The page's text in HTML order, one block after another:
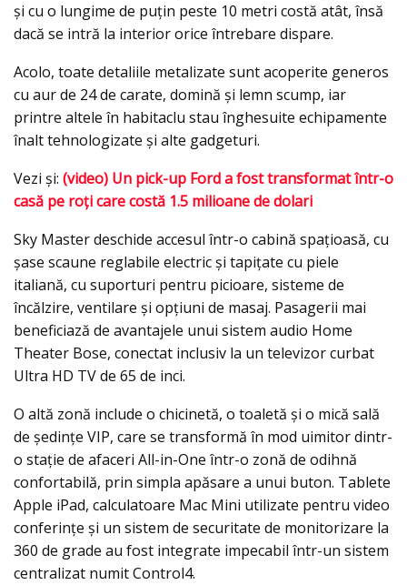
şi cu o lungime de puţin peste 10 metri costă atât, însă
dacă se intră la interior orice întrebare dispare.
Acolo, toate detaliile metalizate sunt acoperite generos
cu aur de 24 de carate, domină şi lemn scump, iar
printre altele în habitaclu stau înghesuite echipamente
înalt tehnologizate şi alte gadgeturi.
Vezi şi: (video) Un pick-up Ford a fost transformat într-o
casă pe roți care costă 1.5 milioane de dolari
Sky Master deschide accesul într-o cabină spaţioasă, cu
șase scaune reglabile electric şi tapiţate cu piele
italiană, cu suporturi pentru picioare, sisteme de
încălzire, ventilare şi opţiuni de masaj. Pasagerii mai
beneficiază de avantajele unui sistem audio Home
Theater Bose, conectat inclusiv la un televizor curbat
Ultra HD TV de 65 de inci.
O altă zonă include o chicinetă, o toaletă și o mică sală
de ședințe VIP, care se transformă în mod uimitor dintr-
o stație de afaceri All-in-One într-o zonă de odihnă
confortabilă, prin simpla apăsare a unui buton. Tablete
Apple iPad, calculatoare Mac Mini utilizate pentru video
conferințe și un sistem de securitate de monitorizare la
360 de grade au fost integrate impecabil într-un sistem
centralizat numit Control4.